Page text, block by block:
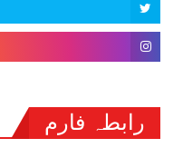
رابطہ فارم